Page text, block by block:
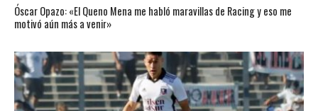
Óscar Opazo: «El Queno Mena me habló maravillas de Racing y eso me
motivó aún más a venir»